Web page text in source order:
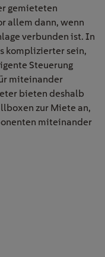
gemieteten
allem dann, wenn
verbunden ist. In
komplizierter sein,
Steuerung
miteinander
bieten deshalb
zur Miete an,
miteinander